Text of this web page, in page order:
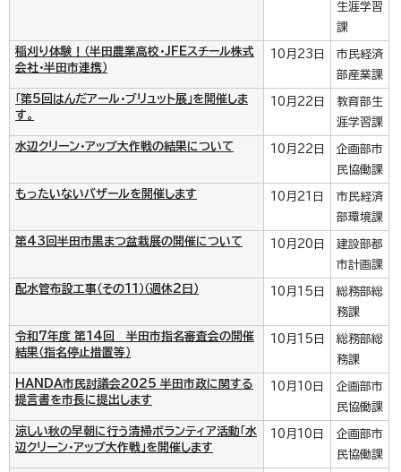
生涯学習
課
稲刈り体験！（半田農業高校・JFEスチール株式
会社・半田市連携）
10月23日
市民経済
部産業課
「第5回はんだアール・ブリュット展」を開催しま
す。
10月22日
教育部生
涯学習課
水辺クリーン・アップ大作戦の結果について 10月22日
企画部市
民協働課
もったいないバザールを開催します 10月21日
市民経済
部環境課
第43回半田市黒まつ盆栽展の開催について 10月20日
建設部都
市計画課
配水管布設工事（その11）（週休2日） 10月15日
総務部総
務課
令和7年度 第14回 半田市指名審査会の開催
結果（指名停止措置等）
10月15日
総務部総
務課
HANDA市民討議会2025 半田市政に関する
提言書を市長に提出します
10月10日
企画部市
民協働課
涼しい秋の早朝に行う清掃ボランティア活動「水
辺クリーン・アップ大作戦」を開催します
10月10日
企画部市
民協働課